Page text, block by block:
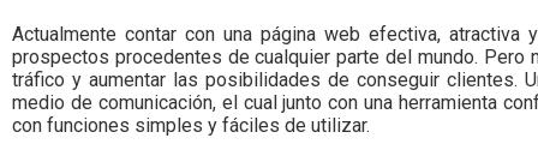
negocios
con
Colombia.
Actualmente contar con una página web efectiva,
prospectos procedentes de cualquier parte del mundo. Pero
tráfico y aumentar las posibilidades de conseguir clientes.
medio de comunicación, el cual junto con una herramienta
con funciones simples y fáciles de utilizar.